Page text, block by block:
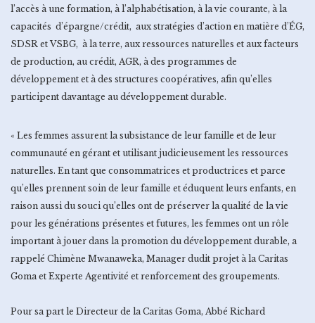
l’accès à une formation, à l’alphabétisation, à la vie courante, à la
capacités d’épargne/crédit, aux stratégies d’action en matière d’ÉG,
SDSR et VSBG, à la terre, aux ressources naturelles et aux facteurs
de production, au crédit, AGR, à des programmes de
développement et à des structures coopératives, afin qu’elles
participent davantage au développement durable.
« Les femmes assurent la subsistance de leur famille et de leur
communauté en gérant et utilisant judicieusement les ressources
naturelles. En tant que consommatrices et productrices et parce
qu’elles prennent soin de leur famille et éduquent leurs enfants, en
raison aussi du souci qu’elles ont de préserver la qualité de la vie
pour les générations présentes et futures, les femmes ont un rôle
important à jouer dans la promotion du développement durable, a
rappelé Chimène Mwanaweka, Manager dudit projet à la Caritas
Goma et Experte Agentivité et renforcement des groupements.
Pour sa part le Directeur de la Caritas Goma, Abbé Richard